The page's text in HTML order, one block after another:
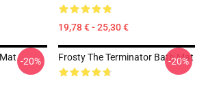
19,78 € - 25,30 €
-20% Frosty The Terminator Bath Mat
-20%